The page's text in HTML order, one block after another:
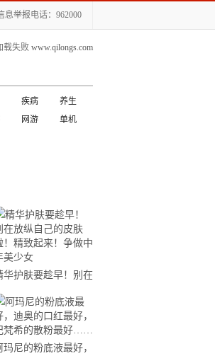
息举报电话：962000
载失败 www.qilongs.com
疾病
养生
网游 单机
华护肤要趁早！别在
纵自己的皮肤啦！精
起来！争做中年美少
玛尼的粉底液最好，